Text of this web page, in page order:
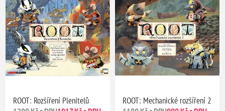
ROOT: Rozšíření Plenitelů
ROOT: Mechanické rozšíření 2